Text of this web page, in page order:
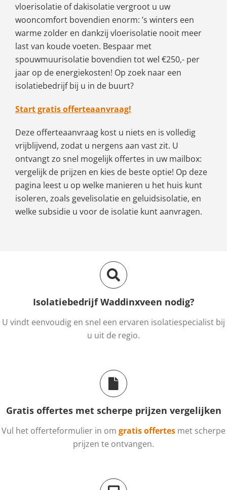
vloerisolatie of dakisolatie vergroot u uw
wooncomfort bovendien enorm: ’s winters een
warme zolder en dankzij vloerisolatie nooit meer
last van koude voeten. Bespaar met
spouwmuurisolatie bovendien tot wel €250,- per
jaar op de energiekosten! Op zoek naar een
isolatiebedrijf bij u in de buurt?
Start gratis offerteaanvraag!
Deze offerteaanvraag kost u niets en is volledig
vrijblijvend, zodat u nergens aan vast zit. U
ontvangt zo snel mogelijk offertes in uw mailbox:
vergelijk de prijzen en kies de beste optie! Op deze
pagina leest u op welke manieren u het huis kunt
isoleren, zoals gevelisolatie en geluidsisolatie, en
welke subsidie u voor de isolatie kunt aanvragen.
Isolatiebedrijf Waddinxveen nodig?
U vindt eenvoudig en snel een ervaren isolatiespecialist bij
u uit de regio.
Gratis offertes met scherpe prijzen vergelijken
Vul het offerteformulier in om gratis offertes met scherpe
prijzen te ontvangen.